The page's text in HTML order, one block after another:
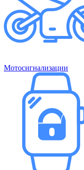
Мотосигнализации